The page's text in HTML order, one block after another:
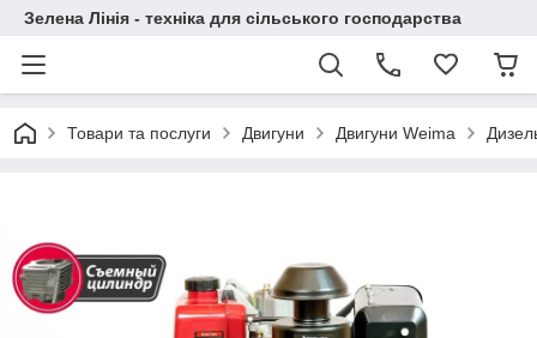
Зелена Лінія - техніка для сільського господарства
Товари та послуги Двигуни Двигуни Weima